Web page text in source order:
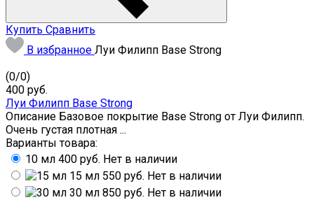
Купить Сравнить
В избранное Луи Филипп Base Strong
(0/0)
400 руб.
Луи Филипп Base Strong
Описание Базовое покрытие Base Strong от Луи Филипп.
Очень густая плотная ...
Варианты товара:
10 мл 400 руб. Нет в наличии
15 мл 550 руб. Нет в наличии
30 мл 850 руб. Нет в наличии